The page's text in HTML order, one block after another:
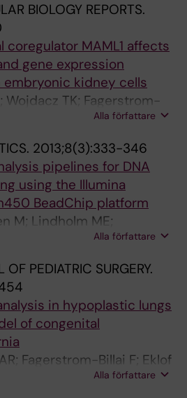
BIOLOGY REPORTS.
MAML1 affects
gene expression
kidney cells
Wojdacz TK; Fagerstrom-
K; Wallberg AEAlla författare
2013;8(3):333-346
pipelines for DNA
using the Illumina
BeadChip platform
M; Lindholm ME;
Billai F; Jagodic M;
D
Alla författare
OF PEDIATRIC SURGERY.
in hypoplastic lungs
of congenital
Fagerstrom-Billai F; Eklof
Alla författare